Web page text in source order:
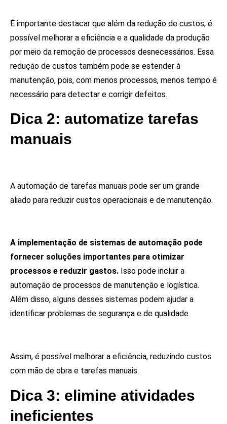
É importante destacar que além da redução de custos, é
possível melhorar a eficiência e a qualidade da produção
por meio da remoção de processos desnecessários. Essa
redução de custos também pode se estender à
manutenção, pois, com menos processos, menos tempo é
necessário para detectar e corrigir defeitos.
Dica 2: automatize tarefas
manuais
A automação de tarefas manuais pode ser um grande
aliado para reduzir custos operacionais e de manutenção.
A implementação de sistemas de automação pode
fornecer soluções importantes para otimizar
processos e reduzir gastos. Isso pode incluir a
automação de processos de manutenção e logística.
Além disso, alguns desses sistemas podem ajudar a
identificar problemas de segurança e de qualidade.
Assim, é possível melhorar a eficiência, reduzindo custos
com mão de obra e tarefas manuais.
Dica 3: elimine atividades
ineficientes